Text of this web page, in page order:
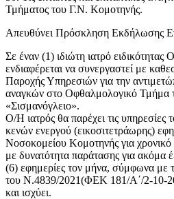
Τμήματος του Γ.Ν. Κομοτηνής.
Απευθύνει Πρόσκληση Εκδήλωσης
Σε έναν (1) ιδιώτη ιατρό
ενδιαφέρεται να συνεργαστεί με
Παροχής Υπηρεσιών για την
αναγκών στο Οφθαλμολογικό Τμήμα
«Σισμανόγλειο».
Ο/Η ιατρός θα παρέχει τις υπηρεσίες
κενών ενεργού (εικοσιτετράωρης)
Νοσοκομείου Κομοτηνής για
με δυνατότητα παράτασης για ακόμα
(6) εφημερίες τον μήνα, σύμφωνα με
του Ν.4839/2021(ΦΕΚ 181/Α΄/2-10-
και ισχύει.